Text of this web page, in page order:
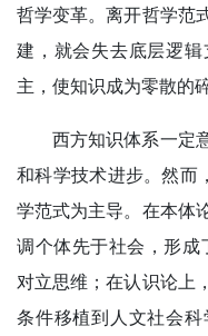
哲学变革。离开哲学范
建，就会失去底层逻
主，使知识成为零散的碎
西方知识体系一定
和科学技术进步。然而
学范式为主导。在本体
调个体先于社会，形
对立思维；在认识论上
条件移植到人文社会